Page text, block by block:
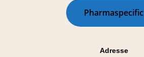
Pharmaspecific
Adresse